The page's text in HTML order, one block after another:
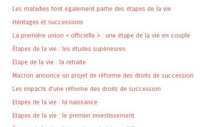
Les maladies font également partie des étapes de la vie
Héritages et successions
La première union « officielle » : une étape de la vie en couple
Étapes de la vie : les études supérieures
Étape de la vie : la retraite
Macron annonce un projet de réforme des droits de succession
Les impacts d’une réforme des droits de succession
Etapes de la vie : la naissance
Etapes de la vie : le premier investissement